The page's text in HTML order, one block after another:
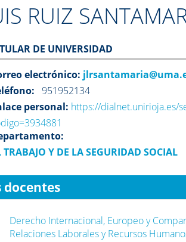
RUIZ
DE UNIVERSIDAD
electrónico:
951952134
personal: https://dialnet.unirioja.es/
TRABAJO Y DE LA SEGURIDAD SOCIAL
docentes
Derecho Internacional, Europeo y
Relaciones Laborales y Recursos